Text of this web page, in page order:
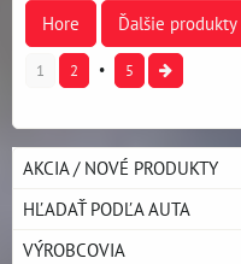
Hore Ďalšie produkty
1 2 5
AKCIA / NOVÉ PRODUKTY
HĽADAŤ PODĽA AUTA
VÝROBCOVIA